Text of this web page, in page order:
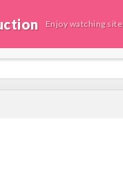
Enjoy watching site